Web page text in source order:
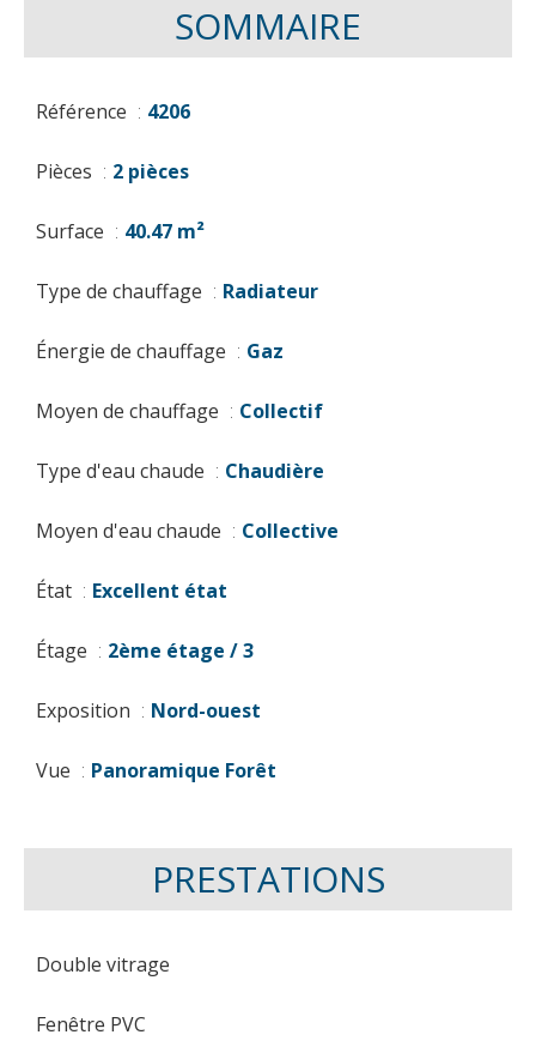
SOMMAIRE
Référence 4206
Pièces 2 pièces
Surface 40.47 m²
Type de chauffage Radiateur
Énergie de chauffage Gaz
Moyen de chauffage Collectif
Type d'eau chaude Chaudière
Moyen d'eau chaude Collective
État Excellent état
Étage 2ème étage / 3
Exposition Nord-ouest
Vue Panoramique Forêt
PRESTATIONS
Double vitrage
Fenêtre PVC